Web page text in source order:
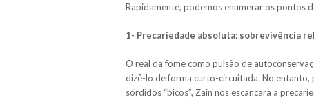
Rapidamente, podemos enumerar os pontos
1- Precariedade absoluta: sobrevivência
O real da fome como pulsão de
dizê-lo de forma curto-circuitada. No entanto,
sórdidos “bicos”, Zain nos escancara a